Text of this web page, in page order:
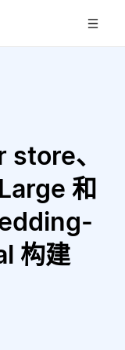
、
和
构建